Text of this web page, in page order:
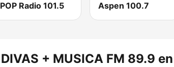
POP Radio 101.5 Aspen 100.7
DIVAS + MUSICA FM 89.9